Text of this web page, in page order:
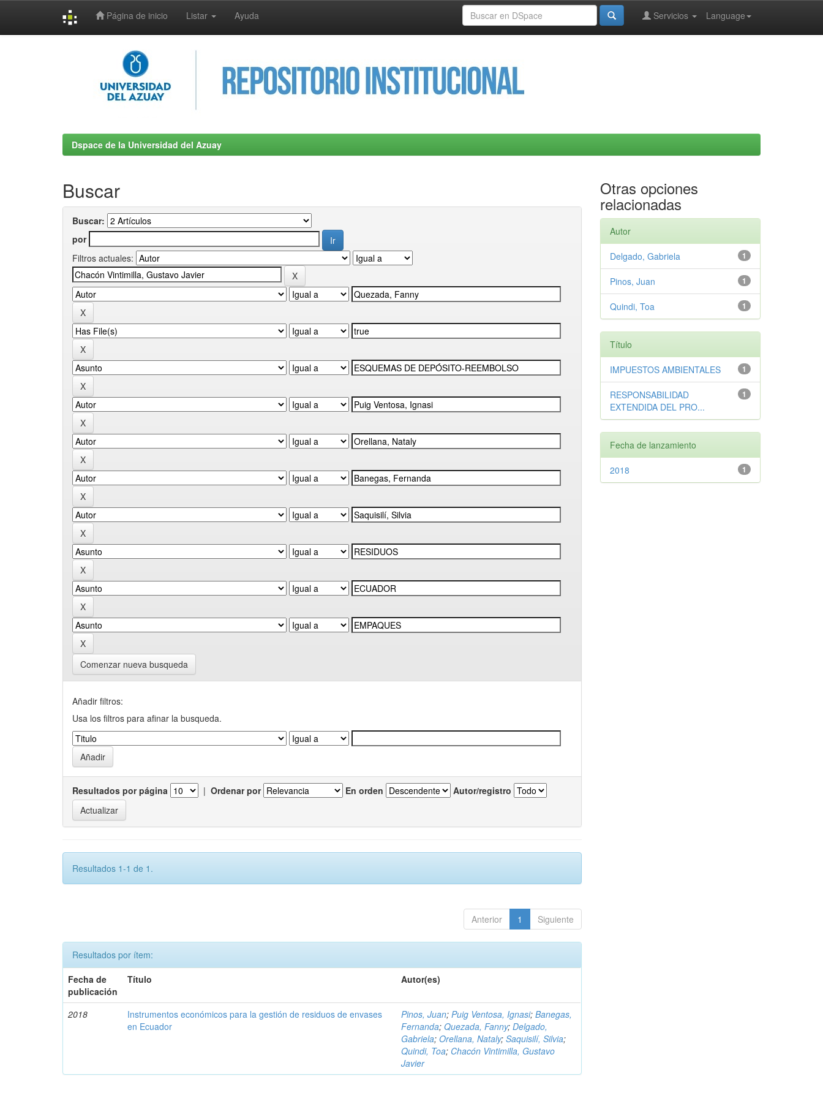
Página de inicio Listar Ayuda Language
Servicios
Dspace de la Universidad del Azuay
Buscar
Buscar:
por
Filtros actuales:
Comenzar nueva busqueda
Añadir filtros:
Usa los filtros para afinar la busqueda.
Resultados por página | Ordenar por En orden Autor/registro
Resultados 1-1 de 1.
Anterior 1 Siguiente
Resultados por ítem:
Fecha de
publicación
Título Autor(es)
2018
Instrumentos económicos para la gestión de residuos de envases
en Ecuador
Pinos, Juan;Puig Ventosa, Ignasi;Banegas,
Fernanda;Quezada, Fanny;Delgado,
Gabriela;Orellana, Nataly;Saquisilí, Silvia;
Quindi, Toa; Chacón Vintimilla, Gustavo
Javier
Otras opciones
relacionadas
Autor
1
Delgado, Gabriela
1
Pinos, Juan
1
Quindi, Toa
Título
1
IMPUESTOS AMBIENTALES
1
RESPONSABILIDAD
EXTENDIDA DEL PRO...
Fecha de lanzamiento
1
2018